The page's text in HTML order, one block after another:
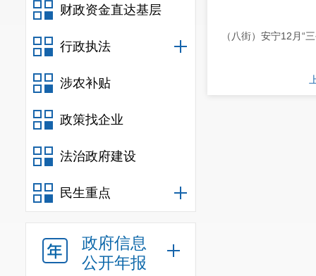
财政资金直达基层
行政执法
涉农补贴
政策找企业
法治政府建设
民生重点
政府信息
公开年报
（八街）安宁12月“